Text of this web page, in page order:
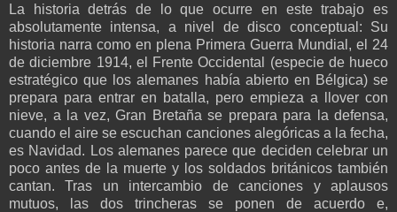
La historia detrás de lo que ocurre en este trabajo es
absolutamente intensa, a nivel de disco conceptual: Su
historia narra como en plena Primera Guerra Mundial, el 24
de diciembre 1914, el Frente Occidental (especie de hueco
estratégico que los alemanes había abierto en Bélgica) se
prepara para entrar en batalla, pero empieza a llover con
nieve, a la vez, Gran Bretaña se prepara para la defensa,
cuando el aire se escuchan canciones alegóricas a la fecha,
es Navidad. Los alemanes parece que deciden celebrar un
poco antes de la muerte y los soldados británicos también
cantan. Tras un intercambio de canciones y aplausos
mutuos, las dos trincheras se ponen de acuerdo e,